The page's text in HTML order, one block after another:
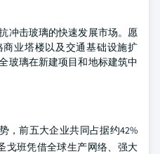
冲击玻璃的快速发展市场。愿
业塔楼以及交通基础设施扩
玻璃在新建项目和地标建筑中
，前五大企业共同占据约42%
戈班凭借全球生产网络、强大